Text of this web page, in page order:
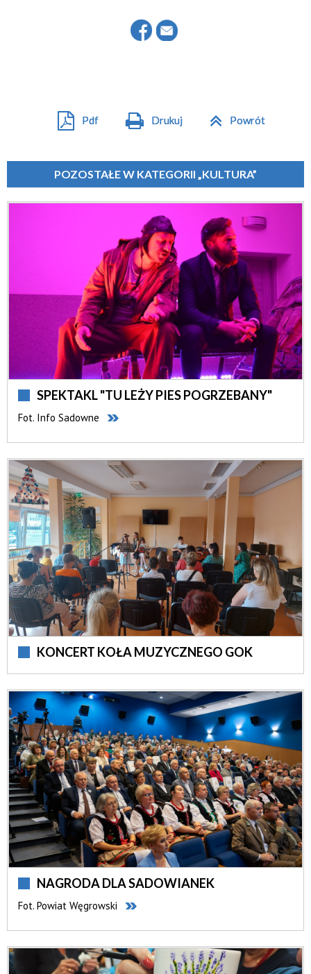
Pdf Drukuj Powrót
POZOSTAŁE W KATEGORII „KULTURA”
SPEKTAKL "TU LEŻY PIES POGRZEBANY"
Fot. Info Sadowne
KONCERT KOŁA MUZYCZNEGO GOK
NAGRODA DLA SADOWIANEK
Fot. Powiat Węgrowski